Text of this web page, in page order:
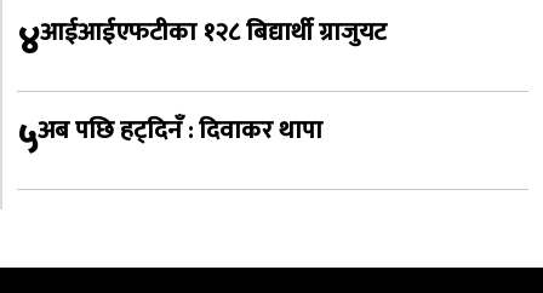
४आईआईएफटीका १२८ बिद्यार्थी ग्राजुयट
५अब पछि हट्दिनँ : दिवाकर थापा